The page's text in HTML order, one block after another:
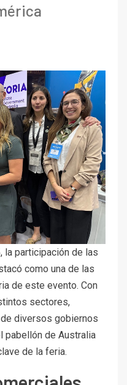
la participación de las
como una de las
de este evento. Con
sectores,
diversos gobiernos
pabellón de Australia
de la feria.